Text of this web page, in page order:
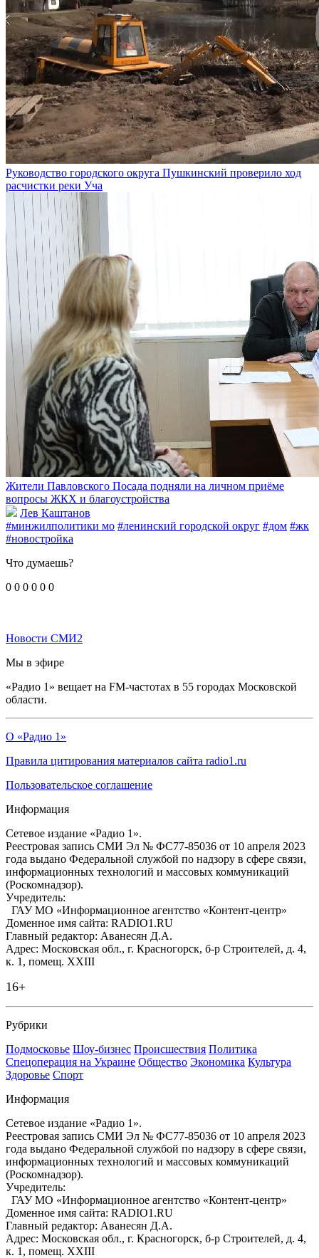
Руководство городского округа Пушкинский проверило ход
расчистки реки Уча
Жители Павловского Посада подняли на личном приёме
вопросы ЖКХ и благоустройства
Лев Каштанов
#минжилполитики мо #ленинский городской округ #дом #жк
#новостройка
Что думаешь?
0 0 0 0 0 0
Новости СМИ2
Мы в эфире
«Радио 1» вещает на FM-частотах в 55 городах Московской
области.
О «Радио 1»
Правила цитирования материалов сайта radio1.ru
Пользовательское соглашение
Информация
Сетевое издание «Радио 1».
Реестровая запись СМИ Эл № ФС77-85036 от 10 апреля 2023
года выдано Федеральной службой по надзору в сфере связи,
информационных технологий и массовых коммуникаций
(Роскомнадзор).
Учредитель:
ГАУ МО «Информационное агентство «Контент-центр»
Доменное имя сайта: RADIO1.RU
Главный редактор: Аванесян Д.А.
Адрес: Московская обл., г. Красногорск, б-р Строителей, д. 4,
к. 1, помещ. XXIII
16+
Рубрики
Подмосковье Шоу-бизнес Происшествия Политика
Спецоперация на Украине Общество Экономика Культура
Здоровье Спорт
Информация
Сетевое издание «Радио 1».
Реестровая запись СМИ Эл № ФС77-85036 от 10 апреля 2023
года выдано Федеральной службой по надзору в сфере связи,
информационных технологий и массовых коммуникаций
(Роскомнадзор).
Учредитель:
ГАУ МО «Информационное агентство «Контент-центр»
Доменное имя сайта: RADIO1.RU
Главный редактор: Аванесян Д.А.
Адрес: Московская обл., г. Красногорск, б-р Строителей, д. 4,
к. 1, помещ. XXIII